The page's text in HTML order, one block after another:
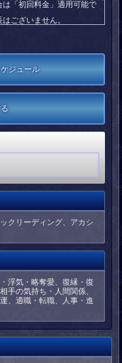
は「初回料金」適用可能で
ございません。
ジュール
クリーディング、アカシ
浮気・略奪愛、復縁・復
手の気持ち・人間関係、
、適職・転職、人事・進